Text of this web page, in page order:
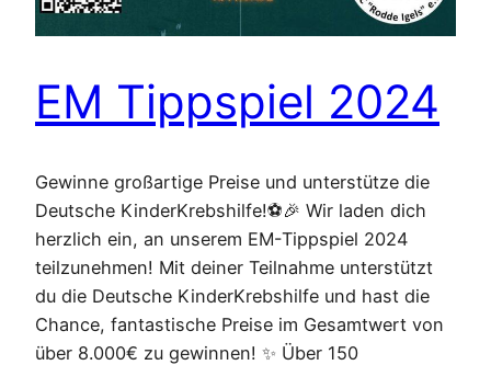
EM Tippspiel 2024
Gewinne großartige Preise und unterstütze die
Deutsche KinderKrebshilfe!⚽🎉 Wir laden dich
herzlich ein, an unserem EM-Tippspiel 2024
teilzunehmen! Mit deiner Teilnahme unterstützt
du die Deutsche KinderKrebshilfe und hast die
Chance, fantastische Preise im Gesamtwert von
über 8.000€ zu gewinnen! ✨ Über 150